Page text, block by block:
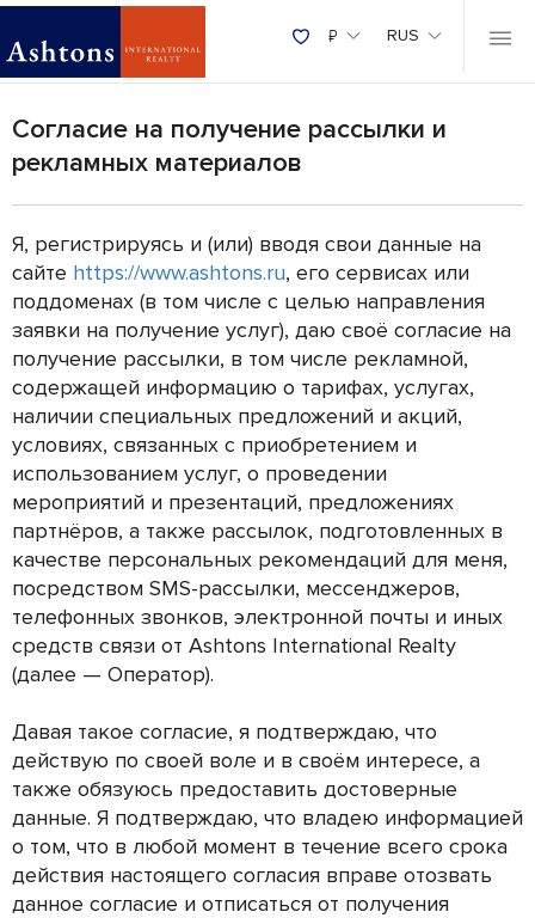
₽ RUS
Согласие на получение рассылки и
рекламных материалов
Я, регистрируясь и (или) вводя свои данные на
сайте https://www.ashtons.ru, его сервисах или
поддоменах (в том числе с целью направления
заявки на получение услуг), даю своё согласие на
получение рассылки, в том числе рекламной,
содержащей информацию о тарифах, услугах,
наличии специальных предложений и акций,
условиях, связанных с приобретением и
использованием услуг, о проведении
мероприятий и презентаций, предложениях
партнёров, а также рассылок, подготовленных в
качестве персональных рекомендаций для меня,
посредством SMS-рассылки, мессенджеров,
телефонных звонков, электронной почты и иных
средств связи от Ashtons International Realty
(далее — Оператор).
Давая такое согласие, я подтверждаю, что
действую по своей воле и в своём интересе, а
также обязуюсь предоставить достоверные
данные. Я подтверждаю, что владею информацией
о том, что в любой момент в течение всего срока
действия настоящего согласия вправе отозвать
данное согласие и отписаться от получения